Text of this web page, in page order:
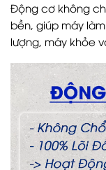
Động cơ không
bền, giúp máy
lượng, máy khỏe